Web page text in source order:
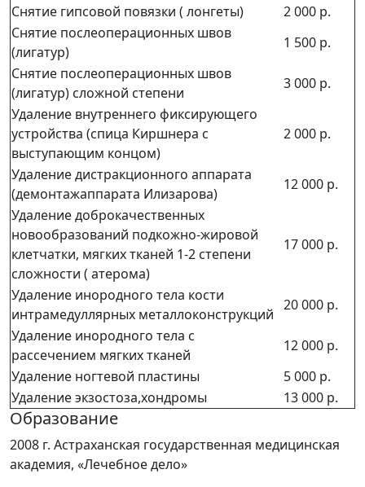
Снятие гипсовой повязки ( лонгеты)
2 000 р.
Снятие послеоперационных швов
(лигатур)
1 500 р.
Снятие послеоперационных швов
(лигатур) сложной степени
3 000 р.
Удаление внутреннего фиксирующего
устройства (спица Киршнера с
выступающим концом)
2 000 р.
Удаление дистракционного аппарата
(демонтажаппарата Илизарова)
12 000 р.
Удаление доброкачественных
новообразований подкожно-жировой
клетчатки, мягких тканей 1-2 степени
сложности ( атерома)
17 000 р.
Удаление инородного тела кости
интрамедуллярных металлоконструкций
20 000 р.
Удаление инородного тела с
рассечением мягких тканей
12 000 р.
Удаление ногтевой пластины
5 000 р.
Удаление экзостоза,хондромы
13 000 р.
Образование
2008 г. Астраханская государственная медицинская
академия, «Лечебное дело»